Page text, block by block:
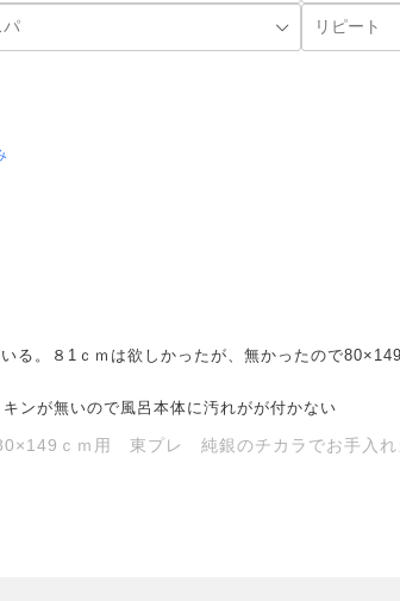
る。８1ｃｍは欲しかったが、無かったので
ンが無いので風呂本体に汚れがが付かない
ｃｍ用 東プレ 純銀のチカラでお手入れ